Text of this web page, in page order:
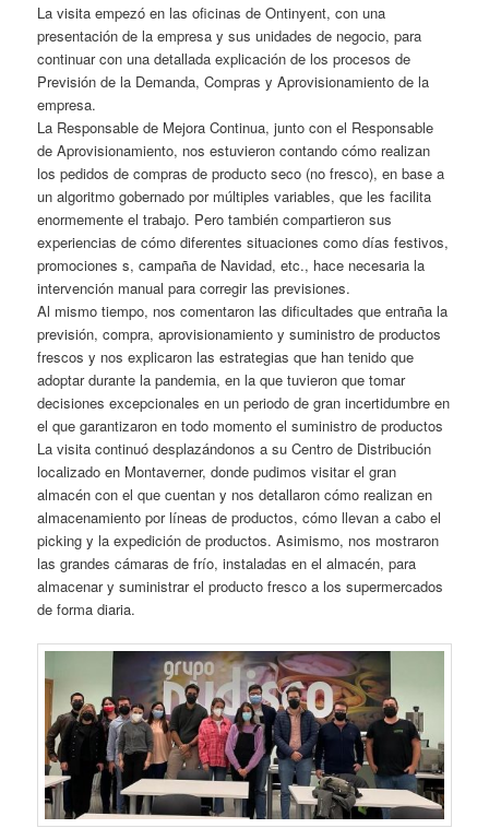
La visita empezó en las oficinas de Ontinyent, con una
presentación de la empresa y sus unidades de negocio, para
continuar con una detallada explicación de los procesos de
Previsión de la Demanda, Compras y Aprovisionamiento de la
empresa.
La Responsable de Mejora Continua, junto con el Responsable
de Aprovisionamiento, nos estuvieron contando cómo realizan
los pedidos de compras de producto seco (no fresco), en base a
un algoritmo gobernado por múltiples variables, que les facilita
enormemente el trabajo. Pero también compartieron sus
experiencias de cómo diferentes situaciones como días festivos,
promociones s, campaña de Navidad, etc., hace necesaria la
intervención manual para corregir las previsiones.
Al mismo tiempo, nos comentaron las dificultades que entraña la
previsión, compra, aprovisionamiento y suministro de productos
frescos y nos explicaron las estrategias que han tenido que
adoptar durante la pandemia, en la que tuvieron que tomar
decisiones excepcionales en un periodo de gran incertidumbre en
el que garantizaron en todo momento el suministro de productos
La visita continuó desplazándonos a su Centro de Distribución
localizado en Montaverner, donde pudimos visitar el gran
almacén con el que cuentan y nos detallaron cómo realizan en
almacenamiento por líneas de productos, cómo llevan a cabo el
picking y la expedición de productos. Asimismo, nos mostraron
las grandes cámaras de frío, instaladas en el almacén, para
almacenar y suministrar el producto fresco a los supermercados
de forma diaria.